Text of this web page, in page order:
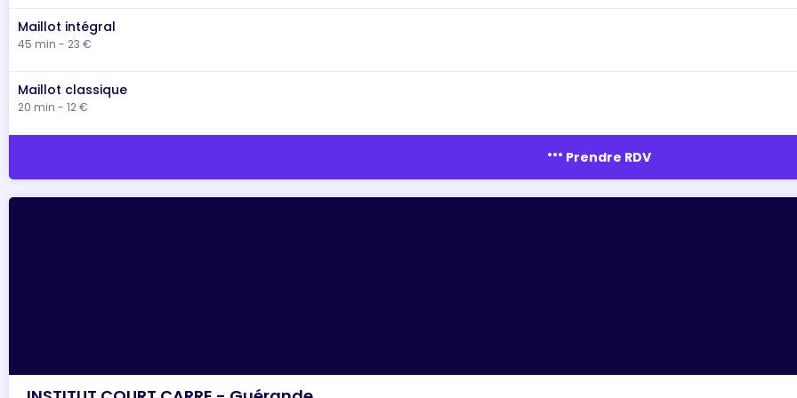
Maillot intégral
45 min - 23 €
Maillot classique
20 min - 12 €
more_horiz Prendre RDV